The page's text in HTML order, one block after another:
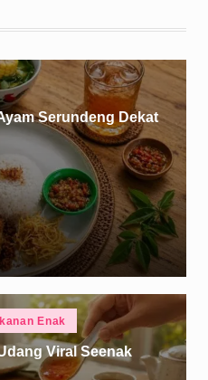
Serundeng Dekat
Enak
Viral Seenak